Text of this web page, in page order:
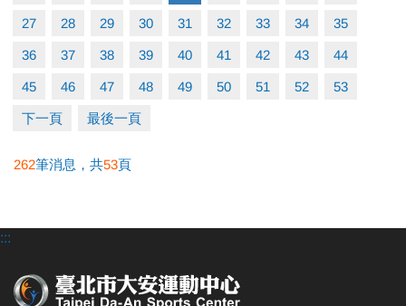
27 28 29 30 31 32 33 34 35
36 37 38 39 40 41 42 43 44
45 46 47 48 49 50 51 52 53
下一頁 最後一頁
262筆消息，共53頁
:::